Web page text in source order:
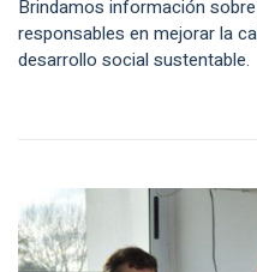
Brindamos información
responsables en mejorar la
desarrollo social sustentable.